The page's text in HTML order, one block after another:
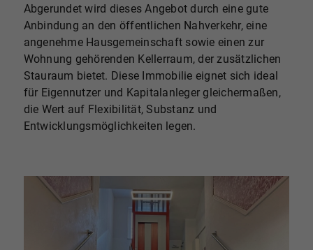
Abgerundet wird dieses Angebot durch eine gute
Anbindung an den öffentlichen Nahverkehr, eine
angenehme Hausgemeinschaft sowie einen zur
Wohnung gehörenden Kellerraum, der zusätzlichen
Stauraum bietet. Diese Immobilie eignet sich ideal
für Eigennutzer und Kapitalanleger gleichermaßen,
die Wert auf Flexibilität, Substanz und
Entwicklungsmöglichkeiten legen.